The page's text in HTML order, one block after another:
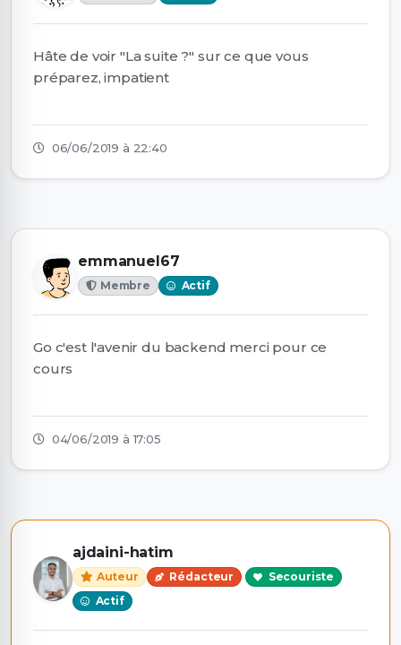
Hâte de voir "La suite ?" sur ce que vous
préparez, impatient
06/06/2019 à 22:40
emmanuel67
Membre Actif
Go c'est l'avenir du backend merci pour ce
cours
04/06/2019 à 17:05
ajdaini-hatim
Auteur Rédacteur
Secouriste
Actif